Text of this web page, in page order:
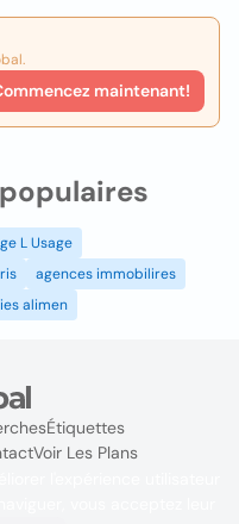
maintenant!
L Usage
agences immobilires
alimen
Étiquettes
Voir Les Plans
vous acceptez leur